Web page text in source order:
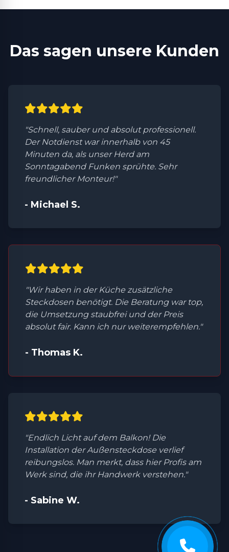
Das sagen unsere Kunden
"Schnell, sauber und absolut professionell.
Der Notdienst war innerhalb von 45
Minuten da, als unser Herd am
Sonntagabend Funken sprühte. Sehr
freundlicher Monteur!"
- Michael S.
"Wir haben in der Küche zusätzliche
Steckdosen benötigt. Die Beratung war top,
die Umsetzung staubfrei und der Preis
absolut fair. Kann ich nur weiterempfehlen."
- Thomas K.
"Endlich Licht auf dem Balkon! Die
Installation der Außensteckdose verlief
reibungslos. Man merkt, dass hier Profis am
Werk sind, die ihr Handwerk verstehen."
- Sabine W.